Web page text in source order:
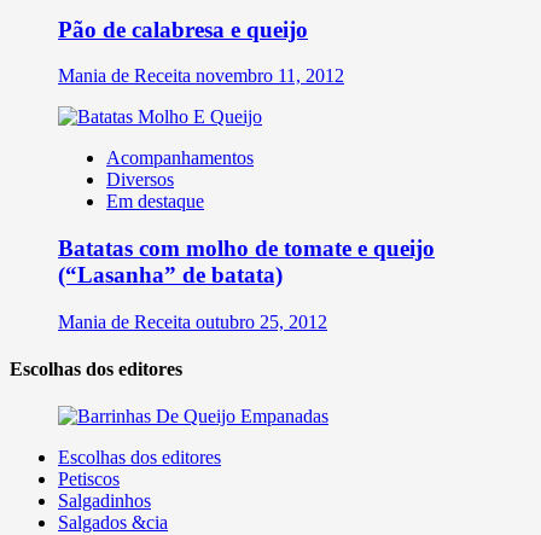
Pão de calabresa e queijo
Mania de Receita novembro 11, 2012
Acompanhamentos
Diversos
Em destaque
Batatas com molho de tomate e queijo
(“Lasanha” de batata)
Mania de Receita outubro 25, 2012
Escolhas dos editores
Escolhas dos editores
Petiscos
Salgadinhos
Salgados &cia